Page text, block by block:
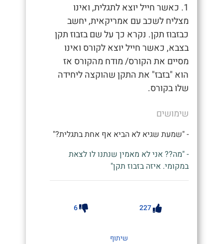
1. כאשר חייל יוצא לתגלית, ואינו
מצליח לשכב עם אמריקאית, יחשב
כבזבוז תקן. נקרא כך על שם בזבוז תקן
בצבא, כאשר חייל יוצא לקורס ואינו
מסיים את הקורס/ מודח מהקורס אז
הוא "בזבז" את התקן שהוקצה ליחידה
שלו בקורס.
שימושים
- "שמעת שגיא לא הביא אף אחת בתגלית?"
- "מה?? אני לא מאמין שנתנו לו לצאת
במקומי. איזה בזבוז תקן"
227
6
שיתוף